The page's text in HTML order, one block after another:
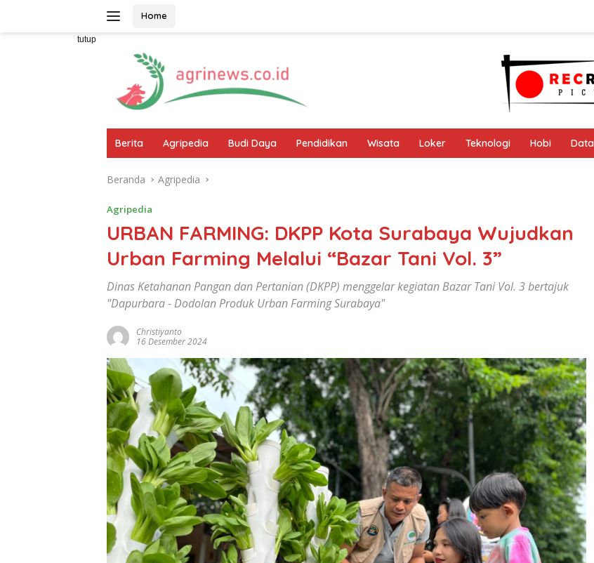
Home
tutup
Berita Agripedia Budi Daya Pendidikan Wisata Loker Teknologi Hobi Data
Beranda Agripedia
Agripedia
URBAN FARMING: DKPP Kota Surabaya Wujudkan
Urban Farming Melalui “Bazar Tani Vol. 3”
Dinas Ketahanan Pangan dan Pertanian (DKPP) menggelar kegiatan Bazar Tani Vol. 3 bertajuk
"Dapurbara - Dodolan Produk Urban Farming Surabaya"
Christiyanto
16 Desember 2024